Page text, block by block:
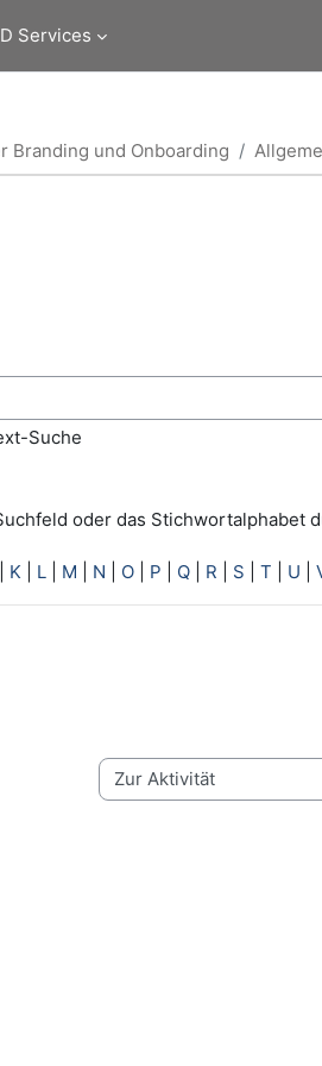
Services
Branding und Onboarding
oder das Stichwortalphabet
Suche
oder das Stichwortalphabet
K L M N O P Q R S T U
Zur Aktivität